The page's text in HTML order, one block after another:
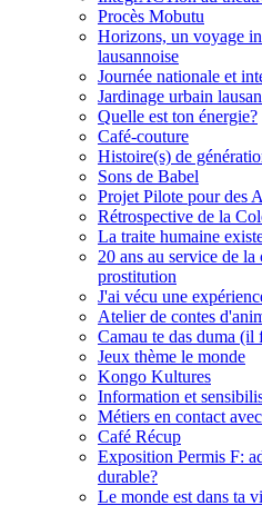
Procès Mobutu
Horizons, un voyage
lausannoise
Journée nationale et
Jardinage urbain
Quelle est ton énergie?
Café-couture
Histoire(s) de
Sons de Babel
Projet Pilote pour des
Rétrospective de la
La traite humaine
20 ans au service de la
prostitution
J'ai vécu une
Atelier de contes
Camau te das duma (il
Jeux thème le monde
Kongo Kultures
Information et
Métiers en contact
Café Récup
Exposition Permis F:
durable?
Le monde est dans ta